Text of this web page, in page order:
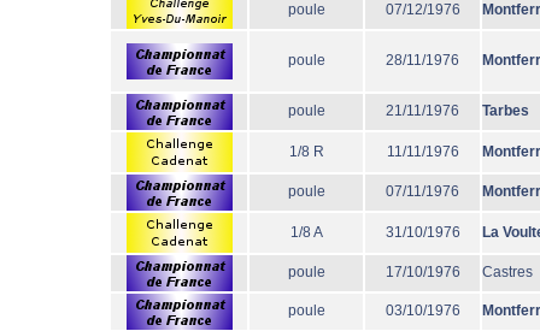
poule 07/12/1976
poule 28/11/1976
poule 21/11/1976 Tarbes
1/8 R 11/11/1976
poule 07/11/1976
1/8 A 31/10/1976 La
poule 17/10/1976 Castres
poule 03/10/1976